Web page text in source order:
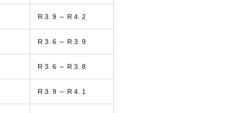
R 3. 9 ～ R 4. 2
R 3. 6 ～ R 3. 9
R 3. 6 ～ R 3. 8
R 3. 9 ～ R 4. 1